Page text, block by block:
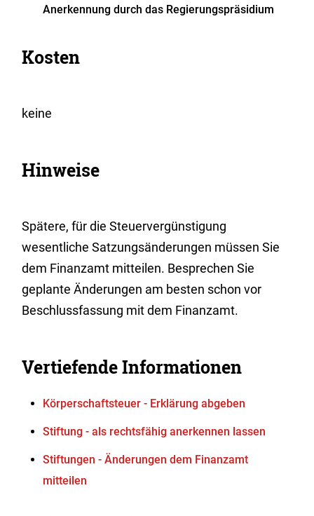
Anerkennung durch das Regierungspräsidium
Kosten
keine
Hinweise
Spätere, für die Steuervergünstigung
wesentliche Satzungsänderungen müssen Sie
dem Finanzamt mitteilen. Besprechen Sie
geplante Änderungen am besten schon vor
Beschlussfassung mit dem Finanzamt.
Vertiefende Informationen
Körperschaftsteuer - Erklärung abgeben
Stiftung - als rechtsfähig anerkennen lassen
Stiftungen - Änderungen dem Finanzamt
mitteilen